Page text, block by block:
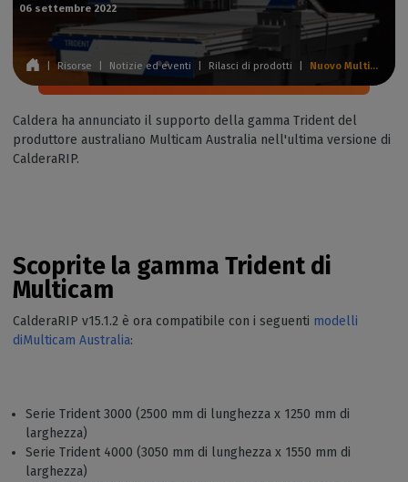
06 settembre 2022
Risorse Notizie ed eventi Rilasci di prodotti Nuovo Multicam Australia Trident drivers per CalderaRIP
Caldera ha annunciato il supporto della gamma Trident del
produttore australiano Multicam Australia nell'ultima versione di
CalderaRIP.
Scoprite la gamma Trident di
Multicam
CalderaRIP v15.1.2 è ora compatibile con i seguenti modelli
diMulticam Australia:
Serie Trident 3000 (2500 mm di lunghezza x 1250 mm di
larghezza)
Serie Trident 4000 (3050 mm di lunghezza x 1550 mm di
larghezza)